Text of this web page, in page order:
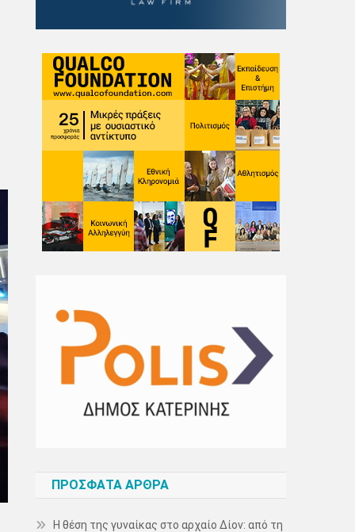
ΠΡΌΣΦΑΤΑ ΆΡΘΡΑ
Η θέση της γυναίκας στο αρχαίο Δίον: από τη